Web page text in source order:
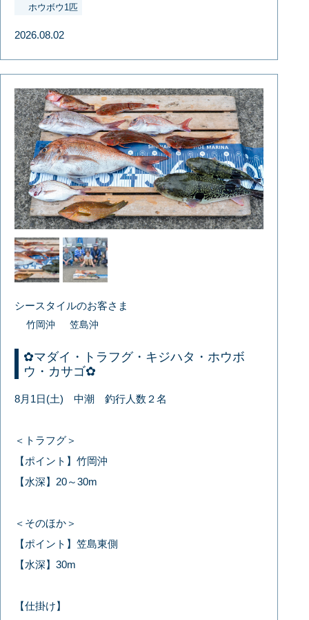
ホウボウ1匹
2026.08.02
シースタイルのお客さま
竹岡沖 笠島沖
✿マダイ・トラフグ・キジハタ・ホウボ
ウ・カサゴ✿
8月1日(土) 中潮 釣行人数２名
＜トラフグ＞
【ポイント】竹岡沖
【水深】20～30m
＜そのほか＞
【ポイント】笠島東側
【水深】30m
【仕掛け】